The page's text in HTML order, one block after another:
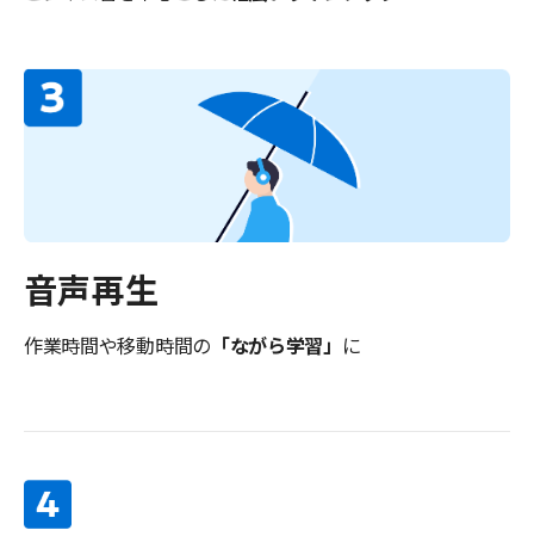
音声再生
作業時間や移動時間の 「ながら学習」 に